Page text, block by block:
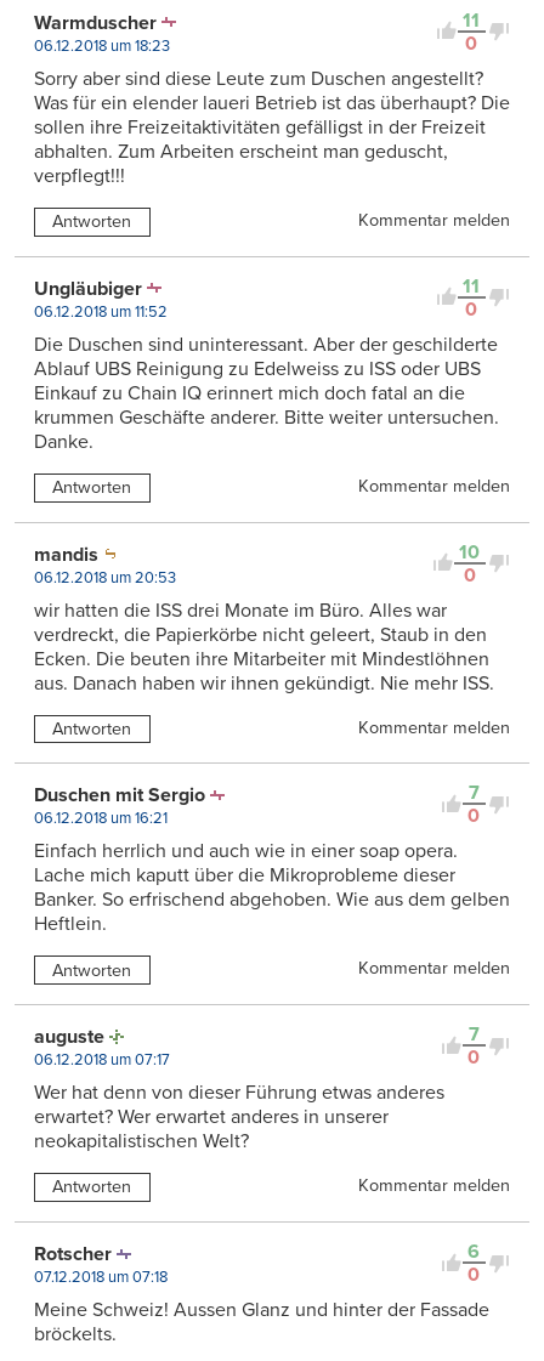
11
0
Warmduscher
06.12.2018 um 18:23
Sorry aber sind diese Leute zum Duschen angestellt?
Was für ein elender laueri Betrieb ist das überhaupt? Die
sollen ihre Freizeitaktivitäten gefälligst in der Freizeit
abhalten. Zum Arbeiten erscheint man geduscht,
verpflegt!!!
Antworten Kommentar melden
11
0
Ungläubiger
06.12.2018 um 11:52
Die Duschen sind uninteressant. Aber der geschilderte
Ablauf UBS Reinigung zu Edelweiss zu ISS oder UBS
Einkauf zu Chain IQ erinnert mich doch fatal an die
krummen Geschäfte anderer. Bitte weiter untersuchen.
Danke.
Antworten Kommentar melden
10
0
mandis
06.12.2018 um 20:53
wir hatten die ISS drei Monate im Büro. Alles war
verdreckt, die Papierkörbe nicht geleert, Staub in den
Ecken. Die beuten ihre Mitarbeiter mit Mindestlöhnen
aus. Danach haben wir ihnen gekündigt. Nie mehr ISS.
Antworten Kommentar melden
7
0
Duschen mit Sergio
06.12.2018 um 16:21
Einfach herrlich und auch wie in einer soap opera.
Lache mich kaputt über die Mikroprobleme dieser
Banker. So erfrischend abgehoben. Wie aus dem gelben
Heftlein.
Antworten Kommentar melden
7
0
auguste
06.12.2018 um 07:17
Wer hat denn von dieser Führung etwas anderes
erwartet? Wer erwartet anderes in unserer
neokapitalistischen Welt?
Antworten Kommentar melden
6
0
Rotscher
07.12.2018 um 07:18
Meine Schweiz! Aussen Glanz und hinter der Fassade
bröckelts.